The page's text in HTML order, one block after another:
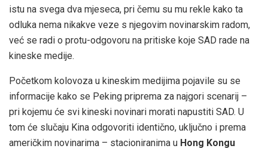
istu na svega dva mjeseca, pri čemu su mu rekle kako ta
odluka nema nikakve veze s njegovim novinarskim radom,
već se radi o protu-odgovoru na pritiske koje SAD rade na
kineske medije.
Početkom kolovoza u kineskim medijima pojavile su se
informacije kako se Peking priprema za najgori scenarij –
pri kojemu će svi kineski novinari morati napustiti SAD. U
tom će slučaju Kina odgovoriti identično, uključno i prema
američkim novinarima – stacioniranima u Hong Kongu